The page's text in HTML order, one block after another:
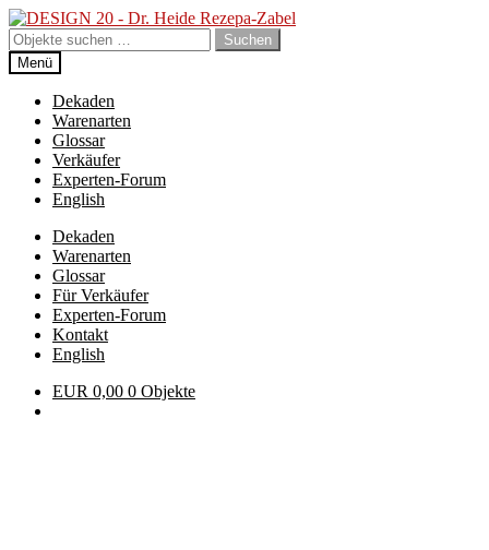
Zur
Navigation
springen
Zum
Inhalt
springen
Suchen
nach:
Suchen
Menü
Dekaden
Warenarten
Glossar
Verkäufer
Experten-Forum
English
Dekaden
Warenarten
Glossar
Für Verkäufer
Experten-Forum
Kontakt
English
EUR 0,00 0 Objekte